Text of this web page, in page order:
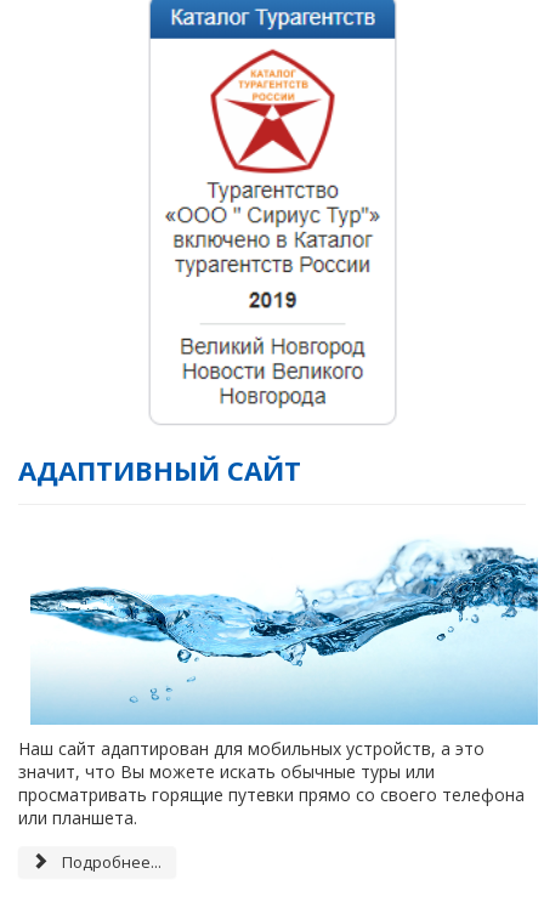
АДАПТИВНЫЙ САЙТ
Наш сайт адаптирован для мобильных устройств, а это
значит, что Вы можете искать обычные туры или
просматривать горящие путевки прямо со своего телефона
или планшета.
Подробнее...